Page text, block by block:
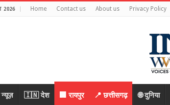
2026 Home Contact us About us Privacy Policy
न्यूज़ 🇮🇳 देश 🏢 रायपुर 📍 छत्तीसगढ़ 🌐 दुनिया